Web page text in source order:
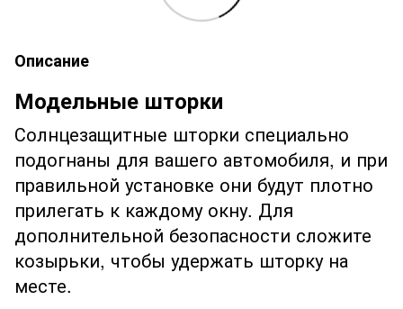
Описание
Модельные шторки
Солнцезащитные шторки специально
подогнаны для вашего автомобиля, и при
правильной установке они будут плотно
прилегать к каждому окну. Для
дополнительной безопасности сложите
козырьки, чтобы удержать шторку на
месте.